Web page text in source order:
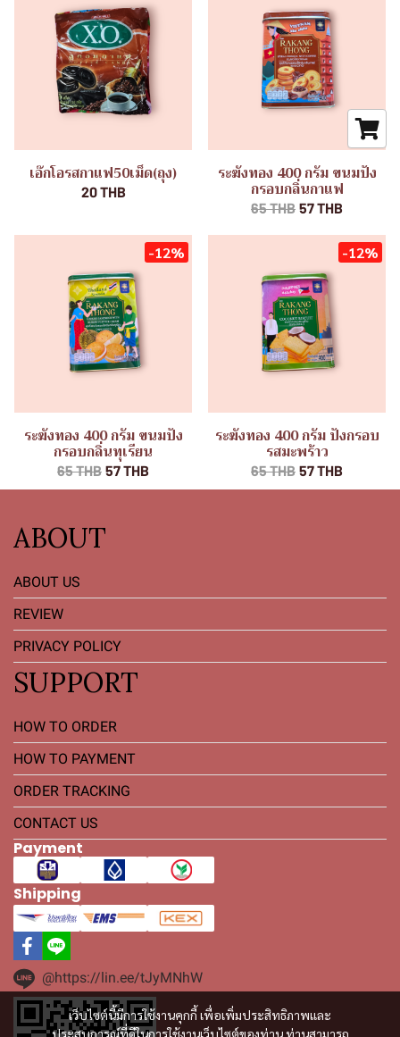
เอ๊กโอรสกาแฟ50เม็ด(ถุง)
20 THB
ระฆังทอง 400 กรัม ขนมปัง
กรอบกลิ่นกาแฟ
65 THB 57 THB
-12%
ระฆังทอง 400 กรัม ขนมปัง
กรอบกลิ่นทุเรียน
65 THB 57 THB
-12%
ระฆังทอง 400 กรัม ปังกรอบ
รสมะพร้าว
65 THB 57 THB
เว็บไซต์นี้มีการใช้งานคุกกี้ เพื่อเพิ่มประสิทธิภาพและ
ประสบการณ์ที่ดีในการใช้งานเว็บไซต์ของท่าน ท่านสามารถ
ABOUT
ABOUT US
REVIEW
PRIVACY POLICY
SUPPORT
HOW TO ORDER
HOW TO PAYMENT
ORDER TRACKING
CONTACT US
Payment
Shipping
@https://lin.ee/tJyMNhW